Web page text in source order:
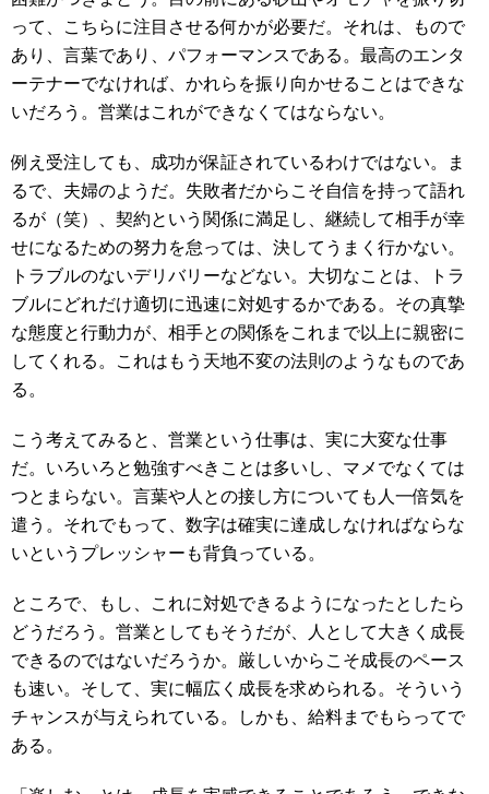
って、こちらに注目させる何かが必要だ。それは、もので
あり、言葉であり、パフォーマンスである。最高のエンタ
ーテナーでなければ、かれらを振り向かせることはできな
いだろう。営業はこれができなくてはならない。
例え受注しても、成功が保証されているわけではない。ま
るで、夫婦のようだ。失敗者だからこそ自信を持って語れ
るが（笑）、契約という関係に満足し、継続して相手が幸
せになるための努力を怠っては、決してうまく行かない。
トラブルのないデリバリーなどない。大切なことは、トラ
ブルにどれだけ適切に迅速に対処するかである。その真摯
な態度と行動力が、相手との関係をこれまで以上に親密に
してくれる。これはもう天地不変の法則のようなものであ
る。
こう考えてみると、営業という仕事は、実に大変な仕事
だ。いろいろと勉強すべきことは多いし、マメでなくては
つとまらない。言葉や人との接し方についても人一倍気を
遣う。それでもって、数字は確実に達成しなければならな
いというプレッシャーも背負っている。
ところで、もし、これに対処できるようになったとしたら
どうだろう。営業としてもそうだが、人として大きく成長
できるのではないだろうか。厳しいからこそ成長のペース
も速い。そして、実に幅広く成長を求められる。そういう
チャンスが与えられている。しかも、給料までもらってで
ある。